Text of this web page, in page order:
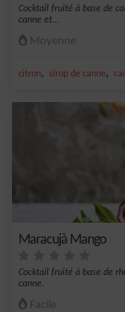
Cocktail fruité à base de
canne et...
Moyenne
citron, sirop de canne,
Maracujà Mango
Cocktail fruité à base de
canne.
Facile